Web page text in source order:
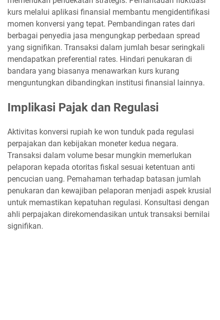
kurs melalui aplikasi finansial membantu mengidentifikasi
momen konversi yang tepat. Pembandingan rates dari
berbagai penyedia jasa mengungkap perbedaan spread
yang signifikan. Transaksi dalam jumlah besar seringkali
mendapatkan preferential rates. Hindari penukaran di
bandara yang biasanya menawarkan kurs kurang
menguntungkan dibandingkan institusi finansial lainnya.
Implikasi Pajak dan Regulasi
Aktivitas konversi rupiah ke won tunduk pada regulasi
perpajakan dan kebijakan moneter kedua negara.
Transaksi dalam volume besar mungkin memerlukan
pelaporan kepada otoritas fiskal sesuai ketentuan anti
pencucian uang. Pemahaman terhadap batasan jumlah
penukaran dan kewajiban pelaporan menjadi aspek krusial
untuk memastikan kepatuhan regulasi. Konsultasi dengan
ahli perpajakan direkomendasikan untuk transaksi bernilai
signifikan.